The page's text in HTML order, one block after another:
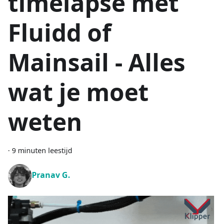
Fluidd of
Mainsail - Alles
wat je moet
weten
· 9 minuten leestijd
Pranav G.